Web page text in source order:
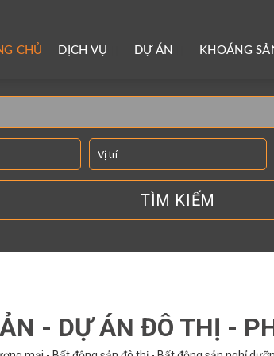
CHỦ DỊCH VỤ DỰ ÁN KHOÁNG
- DỰ ÁN ĐÔ THỊ -